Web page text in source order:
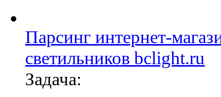
Парсинг интернет-
светильников bclight.ru
Задача: